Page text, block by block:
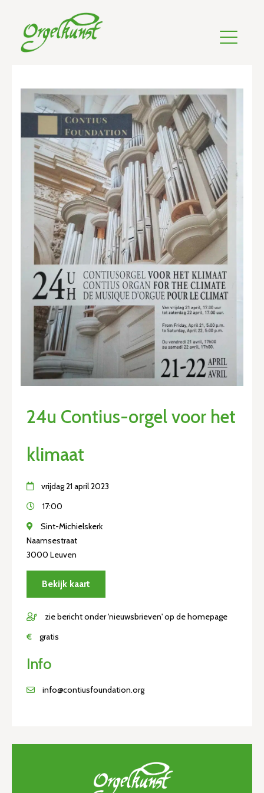
24u Contius-orgel voor het
klimaat
vrijdag 21 april 2023
17:00
Sint-Michielskerk
Naamsestraat
3000 Leuven
Bekijk kaart
zie bericht onder 'nieuwsbrieven' op de homepage
€
gratis
Info
info@contiusfoundation.org